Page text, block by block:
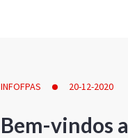
INFOFPAS 20-12-2020
Bem-vindos